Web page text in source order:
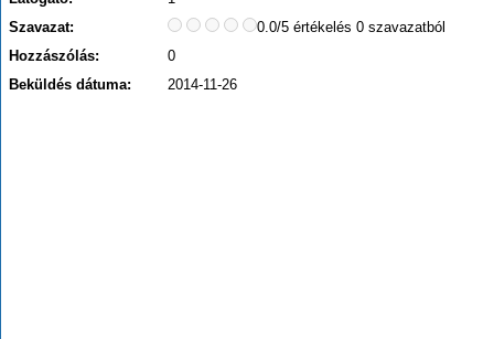
Szavazat:
0.0/5 értékelés 0 szavazatból
Hozzászólás:
0
Beküldés dátuma:
2014-11-26